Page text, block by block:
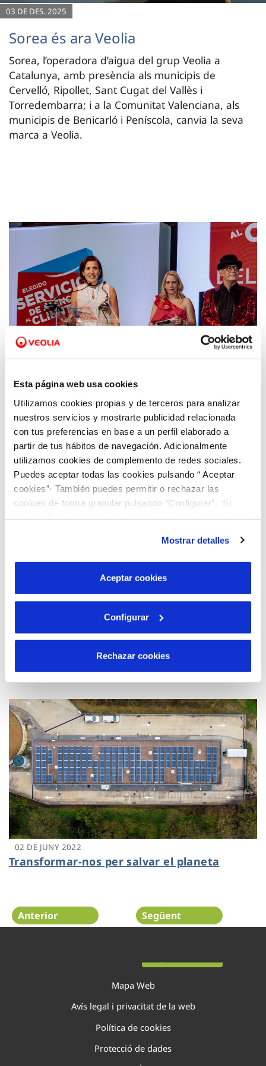
Esta página web usa cookies
Utilizamos cookies propias y de terceros para analizar
nuestros servicios y mostrarte publicidad relacionada
con tus preferencias en base a un perfil elaborado a
partir de tus hábitos de navegación. Adicionalmente
utilizamos cookies de complemento de redes sociales.
Puedes aceptar todas las cookies pulsando “ Aceptar
cookies”· También puedes permitir o rechazar las
cookies de forma granular pulsando “Configurar”. Si
son indispensables para que el sitio web funcione y que
por tanto no se pueden desactivar. Puedes consultar
más información en nuestraPolítica de Cookies
Mostrar detalles
Aceptar cookies
Configurar
Rechazar cookies
03 DE DES. 2025
Sorea és ara Veolia
Sorea, l’operadora d’aigua del grup Veolia a
Catalunya, amb presència als municipis de
Cervelló, Ripollet, Sant Cugat del Vallès i
Torredembarra; i a la Comunitat Valenciana, als
municipis de Benicarló i Peníscola, canvia la seva
marca a Veolia.
Sorea, premiada amb el distintiu Elegido
Servicio de Atención al Cliente del Año
05 DE DES. 2022
Conveni amb la síndica municipal de
greuges de Sant Cugat per millorar l’atenció
02 DE JUNY 2022
Transformar-nos per salvar el planeta
Anterior Següent
Mapa Web
Avís legal i privacitat de la web
Política de cookies
Protecció de dades